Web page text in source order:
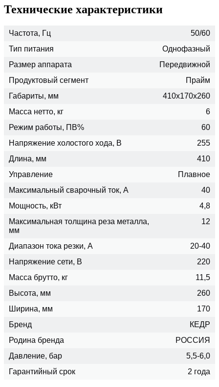
Технические характеристики
Частота, Гц
50/60
Тип питания
Однофазный
Размер аппарата
Передвижной
Продуктовый сегмент
Прайм
Габариты, мм
410x170x260
Масса нетто, кг
6
Режим работы, ПВ%
60
Напряжение холостого хода, В
255
Длина, мм
410
Управление
Плавное
Максимальный сварочный ток, А
40
Мощность, кВт
4,8
Максимальная толщина реза металла,
мм
12
Диапазон тока резки, А
20-40
Напряжение сети, В
220
Масса брутто, кг
11,5
Высота, мм
260
Ширина, мм
170
Бренд
КЕДР
Родина бренда
РОССИЯ
Давление, бар
5,5-6,0
Гарантийный срок
2 года